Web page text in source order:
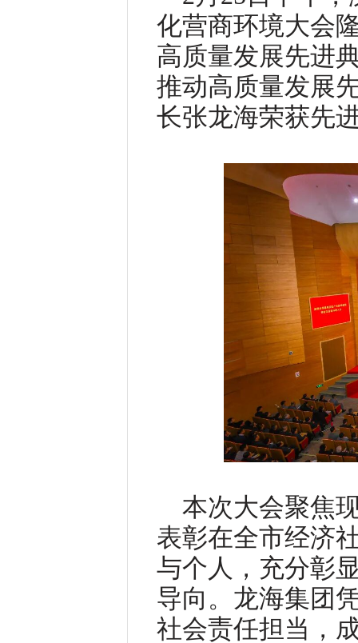
化营商环境大会
高质量发展先进
推动高质量发展
长张龙海荣获先
本次大会聚焦
表彰在全市经济
与个人，充分彰
导向。龙海集团
社会责任担当，